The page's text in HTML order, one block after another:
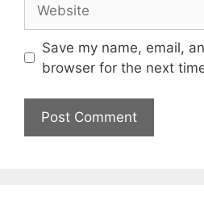
Save my name, email,
browser for the next